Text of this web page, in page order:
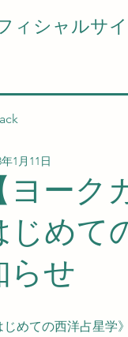
ィシャルサイ
1月11日
【ヨー
じめて
らせ
じめての西洋占星学》